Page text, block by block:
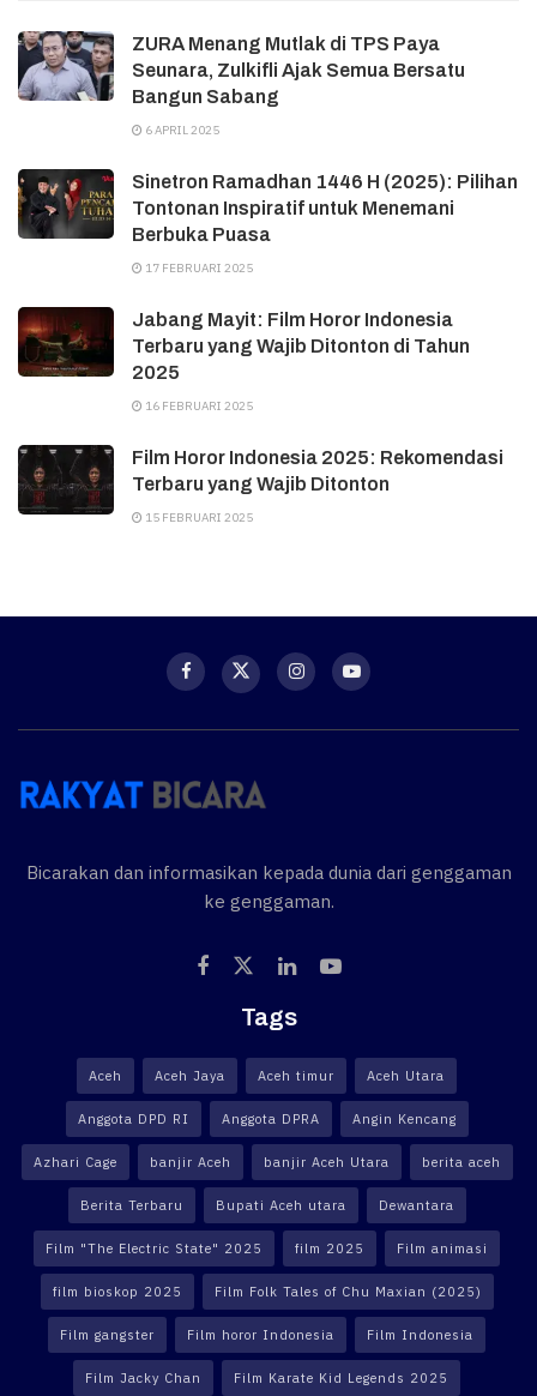
ZURA Menang Mutlak di TPS Paya
Seunara, Zulkifli Ajak Semua Bersatu
Bangun Sabang
6 APRIL 2025
Sinetron Ramadhan 1446 H (2025): Pilihan
Tontonan Inspiratif untuk Menemani
Berbuka Puasa
17 FEBRUARI 2025
Jabang Mayit: Film Horor Indonesia
Terbaru yang Wajib Ditonton di Tahun
2025
16 FEBRUARI 2025
Film Horor Indonesia 2025: Rekomendasi
Terbaru yang Wajib Ditonton
15 FEBRUARI 2025
Bicarakan dan informasikan kepada dunia dari genggaman
ke genggaman.
Tags
Aceh Aceh Jaya Aceh timur Aceh Utara
Anggota DPD RI Anggota DPRA Angin Kencang
Azhari Cage banjir Aceh banjir Aceh Utara berita aceh
Berita Terbaru Bupati Aceh utara Dewantara
Film "The Electric State" 2025 film 2025 Film animasi
film bioskop 2025 Film Folk Tales of Chu Maxian (2025)
Film gangster Film horor Indonesia Film Indonesia
Film Jacky Chan Film Karate Kid Legends 2025